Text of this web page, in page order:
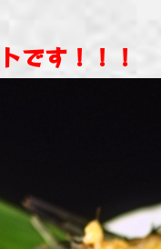
です！！！